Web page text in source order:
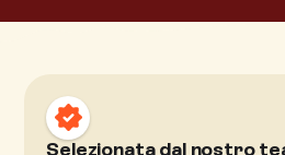
Selezionata dal nostro